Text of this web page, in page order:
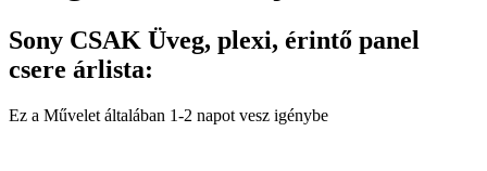
Sony CSAK Üveg, plexi, érintő panel
csere árlista:
Ez a Művelet általában 1-2 napot vesz igénybe